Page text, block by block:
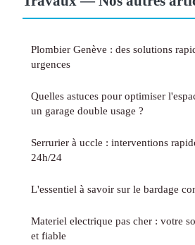
Plombier Genève : des solutions
urgences
Quelles astuces pour optimiser
un garage double usage ?
Serrurier à uccle : interventions
24h/24
L'essentiel à savoir sur le bardage
Materiel electrique pas cher : votre
et fiable